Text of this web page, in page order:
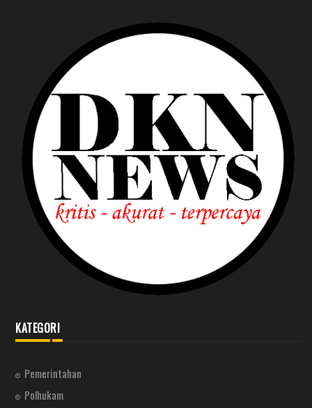
KATEGORI
Pemerintahan
Polhukam